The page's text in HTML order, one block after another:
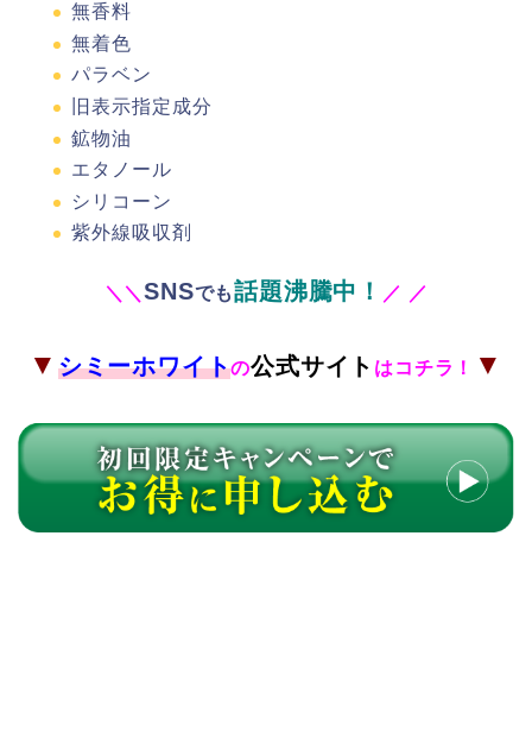
無香料
無着色
パラベン
旧表示指定成分
鉱物油
エタノール
シリコーン
紫外線吸収剤
＼ ＼SNSでも話題沸騰中！ ／ ／
▼ シミーホワイトの公式サイト はコチラ！ ▼